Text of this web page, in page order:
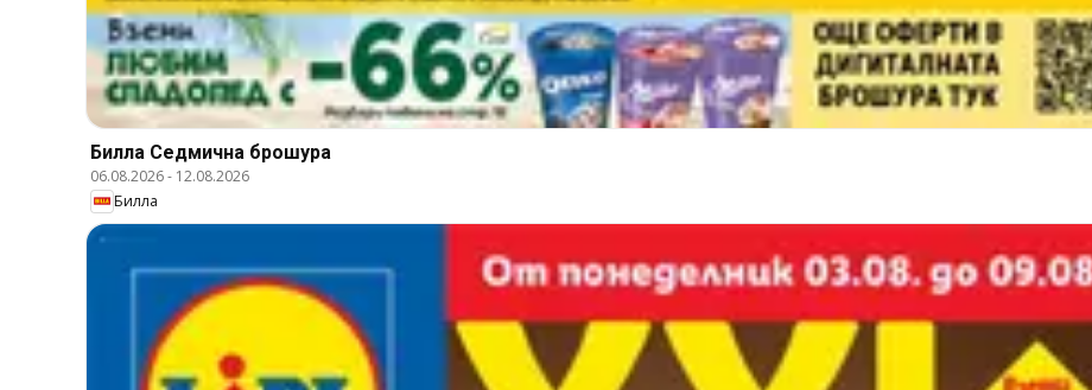
Билла Cедмична брошура
06.08.2026- 12.08.2026
Билла